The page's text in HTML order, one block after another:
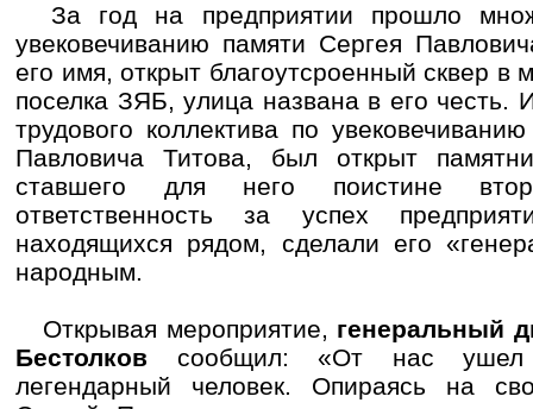
За год на предприятии прошло
увековечиванию памяти Сергея
его имя, открыт благоутсроенный сквер в
поселка ЗЯБ, улица названа в его честь.
трудового коллектива по
Павловича Титова, был открыт
ставшего для него поистине
ответственность за успех
находящихся рядом, сделали его
народным.
Открывая мероприятие, генеральный
Бестолков сообщил: «От нас ушел
легендарный человек. Опираясь на